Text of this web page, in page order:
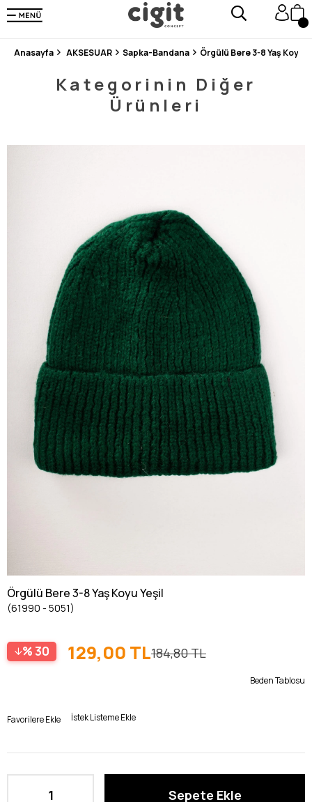
250.000'DEN FAZLA DEĞERLENDİRMEDE 5 ÜZERİNDEN 4.8 PUAN ALDI ⭐⭐⭐⭐⭐
3 MİLYONDAN FAZLA MUTLU MÜŞTERİ ❤️ 10 MİLYON ÜRÜN
Anasayfa AKSESUAR Sapka-Bandana Örgülü Bere 3-8 Yaş Koyu
Kategorinin Diğer
Ürünleri
Örgülü Bere 3-8 Yaş Koyu Yeşil
(61990 - 5051)
30 184,80 TL
129,00 TL
Beden Tablosu
Favorilere Ekle İstek Listeme Ekle